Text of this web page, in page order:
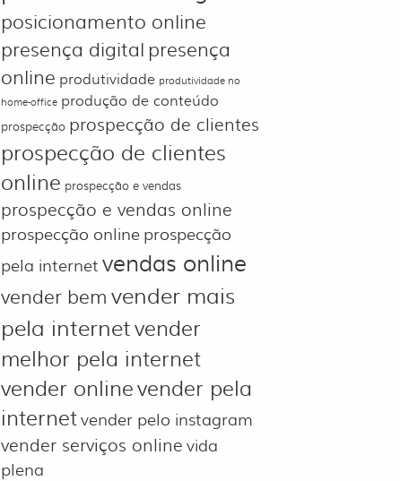
posicionamento online
presença digitalpresença
online produtividade produtividade no
home-office produção de conteúdo
prospecção prospecção de clientes
prospecção de clientes
online prospecção e vendas
prospecção e vendas online
prospecção online prospecção
pela internet vendas online
vender bemvender mais
pela internetvender
melhor pela internet
vender onlinevender pela
internetvender pelo instagram
vender serviços online vida
plena